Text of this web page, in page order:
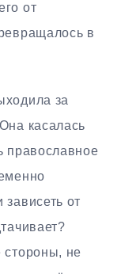
от
в
за
касалась
православное
от
стороны, не